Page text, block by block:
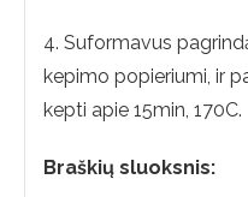
4. Suformavus
kepimo popieriumi, ir
kepti apie 15min, 170C.
Braškių sluoksnis: